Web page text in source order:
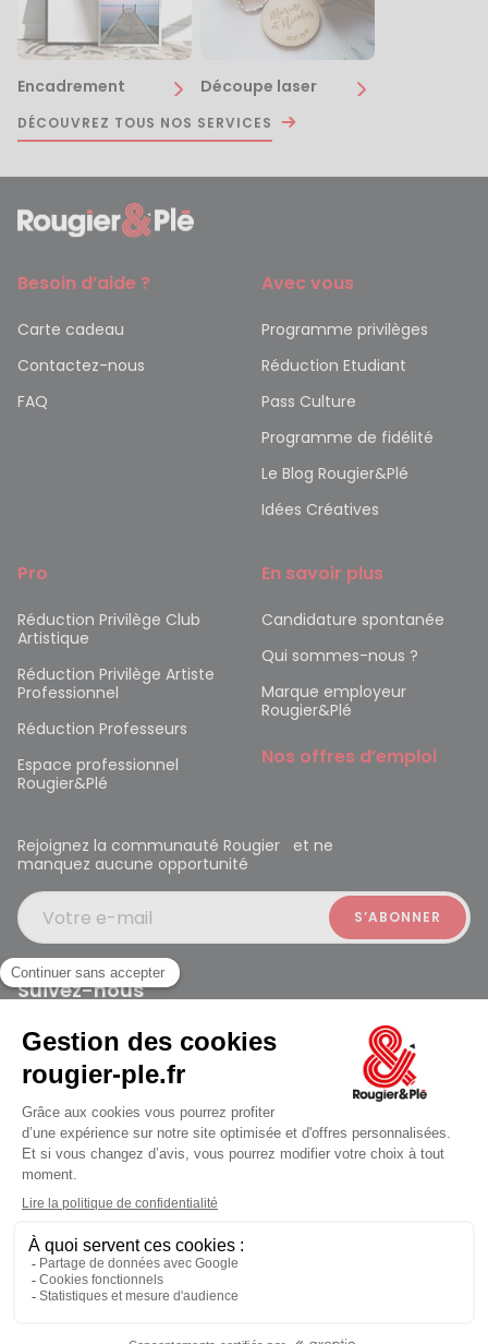
Ferme à 19:30
Encadrement Découpe laser
DÉCOUVREZ TOUS NOS SERVICES
Besoin d’aide ?
Carte cadeau
Contactez-nous
FAQ
Avec vous
Programme privilèges
Réduction Etudiant
Pass Culture
Programme de fidélité
Le Blog Rougier&Plé
Idées Créatives
Pro
Réduction Privilège Club
Artistique
Réduction Privilège Artiste
Professionnel
Réduction Professeurs
Espace professionnel
Rougier&Plé
En savoir plus
Candidature spontanée
Qui sommes-nous ?
Marque employeur
Rougier&Plé
Nos offres d’emploi
Rejoignez la communauté Rougier et ne
manquez aucune opportunité
Votre e-mail
Suivez-nous
Rougier et Plé 2024 Copyright
Mentions légales
Conditions générales des ventes
Données personnelles
Paiement sécurisé